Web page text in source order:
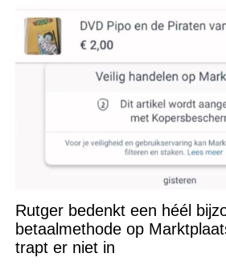
Rutger bedenkt een héél
betaalmethode op
trapt er niet in